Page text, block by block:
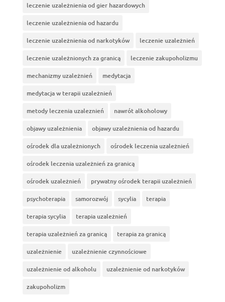
leczenie uzależnienia od gier hazardowych
leczenie uzależnienia od hazardu
leczenie uzależnienia od narkotyków leczenie uzależnień
leczenie uzależnionych za granicą leczenie zakupoholizmu
mechanizmy uzależnień medytacja
medytacja w terapii uzależnień
metody leczenia uzaleznień nawrót alkoholowy
objawy uzależnienia objawy uzależnienia od hazardu
ośrodek dla uzależnionych ośrodek leczenia uzależnień
ośrodek leczenia uzależnień za granicą
ośrodek uzależnień prywatny ośrodek terapii uzależnień
psychoterapia samorozwój sycylia terapia
terapia sycylia terapia uzależnień
terapia uzależnień za granicą terapia za granicą
uzależnienie uzależnienie czynnościowe
uzależnienie od alkoholu uzależnienie od narkotyków
zakupoholizm